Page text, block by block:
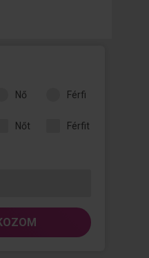
nő férfi
nőt férfit